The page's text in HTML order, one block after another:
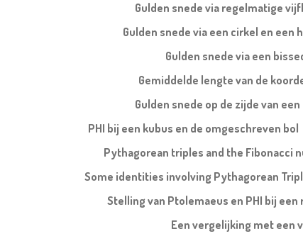
Gulden snede via regelmatige
Gulden snede via een cirkel en een
Gulden snede via een
Gemiddelde lengte van de
Gulden snede op de zijde van
PHI bij een kubus en de omgeschreven bol
Pythagorean triples and the Fibonacci
Some identities involving Pythagorean
Stelling van Ptolemaeus en PHI bij
Een vergelijking met een